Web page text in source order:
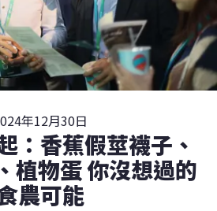
年12月30日
：香蕉假莖襪子、
植物蛋 你沒想過的
農可能